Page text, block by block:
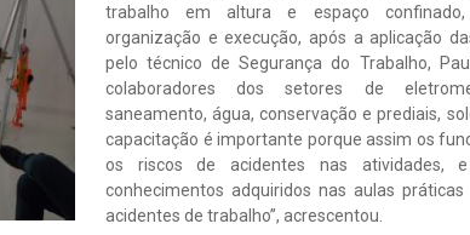
trabalho em altura e espaço confinado,
organização e execução, após a aplicação
pelo técnico de Segurança do Trabalho,
colaboradores dos setores de
saneamento, água, conservação e prediais,
capacitação é importante porque assim os
os riscos de acidentes nas atividades,
conhecimentos adquiridos nas aulas
acidentes de trabalho”, acrescentou.